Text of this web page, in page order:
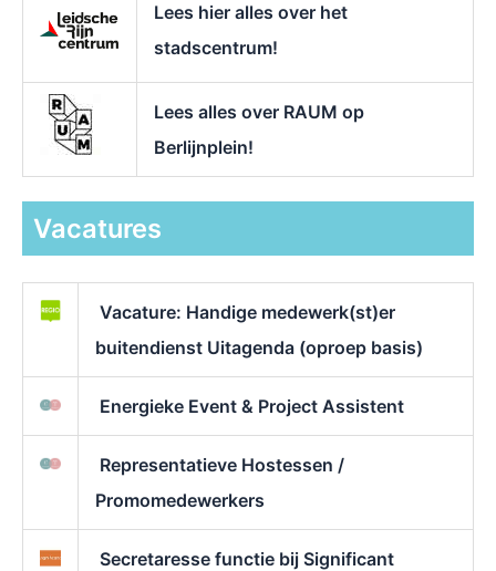
Lees hier alles over het
stadscentrum!
Lees alles over RAUM op
Berlijnplein!
Vacatures
Vacature: Handige medewerk(st)er
buitendienst Uitagenda (oproep basis)
Energieke Event & Project Assistent
Representatieve Hostessen /
Promomedewerkers
Secretaresse functie bij Significant